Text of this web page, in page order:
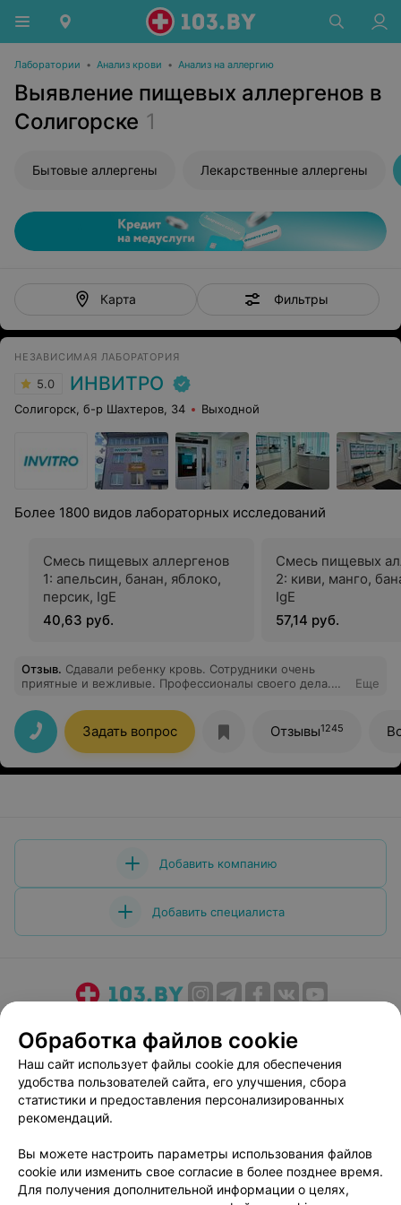
Лаборатории • Анализ крови • Анализ на аллергию
Выявление пищевых аллергенов в
Солигорске 1
Бытовые аллергены Лекарственные аллергены
Карта Фильтры
НЕЗАВИСИМАЯ ЛАБОРАТОРИЯ
5.0 ИНВИТРО
Солигорск, б-р Шахтеров, 34 Выходной
Более 1800 видов лабораторных исследований
Смесь пищевых аллергенов
1: апельсин, банан, яблоко,
персик, IgE
40,63 руб.
Смесь пищевых
2: киви, манго,
IgE
57,14 руб.
Отзыв. Сдавали ребенку кровь. Сотрудники очень
приятные и вежливые. Профессионалы своего дела.
большое за вашу работу, однозначно рекомендую.
Еще
Задать вопрос Отзывы1245
Добавить компанию
Добавить специалиста
Медицинский маркетинг
Публичный договор
Пользовательское соглашение
Способы оплаты
Вакансии
Партнеры
Написать руководителю 103.by
Персональные настройки cookie
Обработка персональных данных
Обработка файлов cookie
Наш сайт использует файлы cookie для обеспечения
удобства пользователей сайта, его улучшения, сбора
статистики и предоставления персонализированных
рекомендаций.
Вы можете настроить параметры использования файлов
cookie или изменить свое согласие в более позднее время.
Для получения дополнительной информации о целях,